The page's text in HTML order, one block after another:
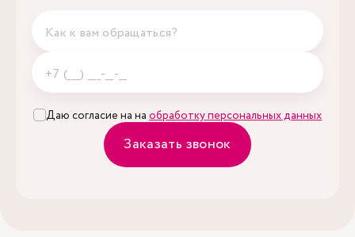
Даю согласие на на обработку персональных данных
Заказать звонок